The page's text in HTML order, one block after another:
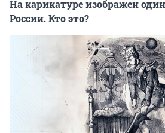
На карикатуре изображен
России. Кто это?